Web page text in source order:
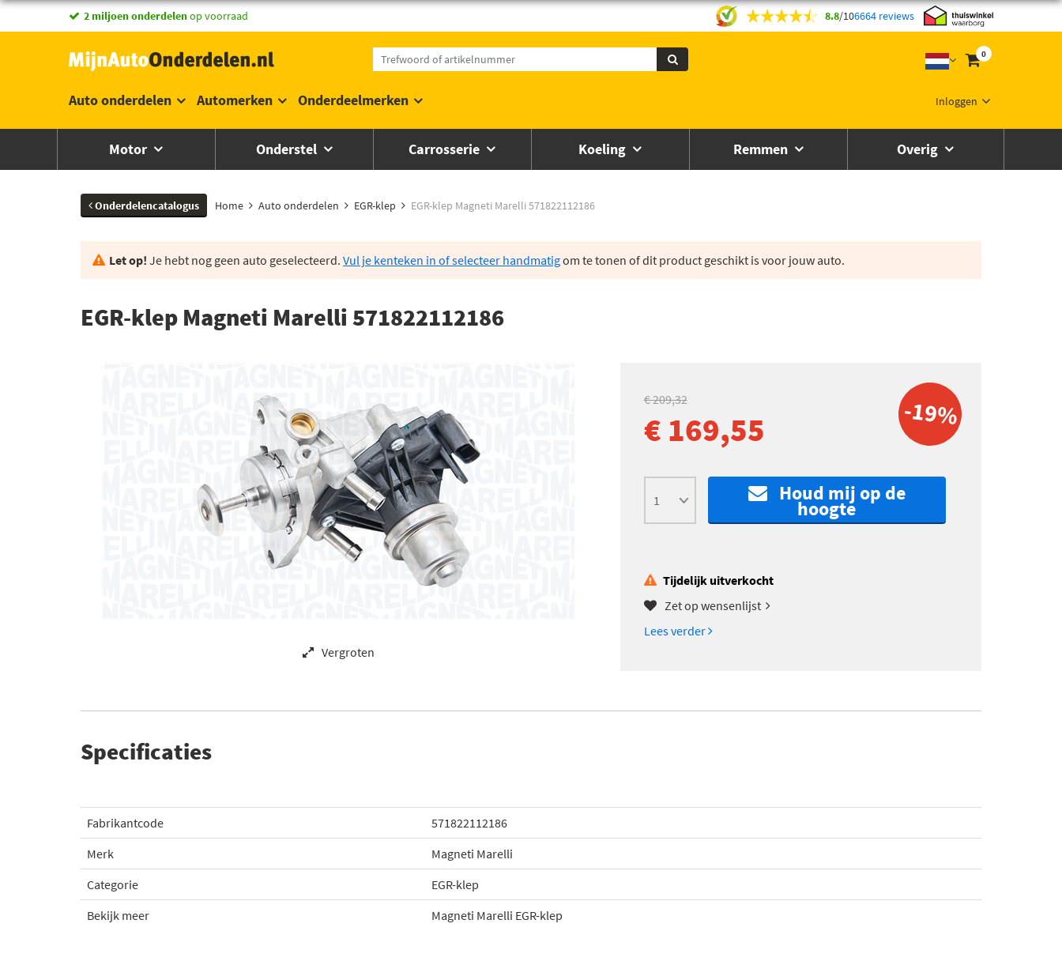
vandaag besteld,morgen in huis *
2 miljoen onderdelenop voorraad 8.8/106664 reviews
0
Inloggen
Auto onderdelen Automerken Onderdeelmerken
Motor Onderstel Carrosserie Koeling Remmen Overig
Onderdelencatalogus Home Auto onderdelen EGR-klep EGR-klep Magneti Marelli 571822112186
Let op! Je hebt nog geen auto geselecteerd. Vul je kenteken in of selecteer handmatigom te tonen of dit product geschikt is voor jouw auto.
EGR-klep Magneti Marelli 571822112186
Vergroten
-19%
€ 209,32
€ 169,55
Houd mij op de
hoogte
Tijdelijk uitverkocht
Zet op wensenlijst
Lees verder
Specificaties
Fabrikantcode
571822112186
Merk
Magneti Marelli
Categorie
EGR-klep
Bekijk meer
Magneti Marelli EGR-klep